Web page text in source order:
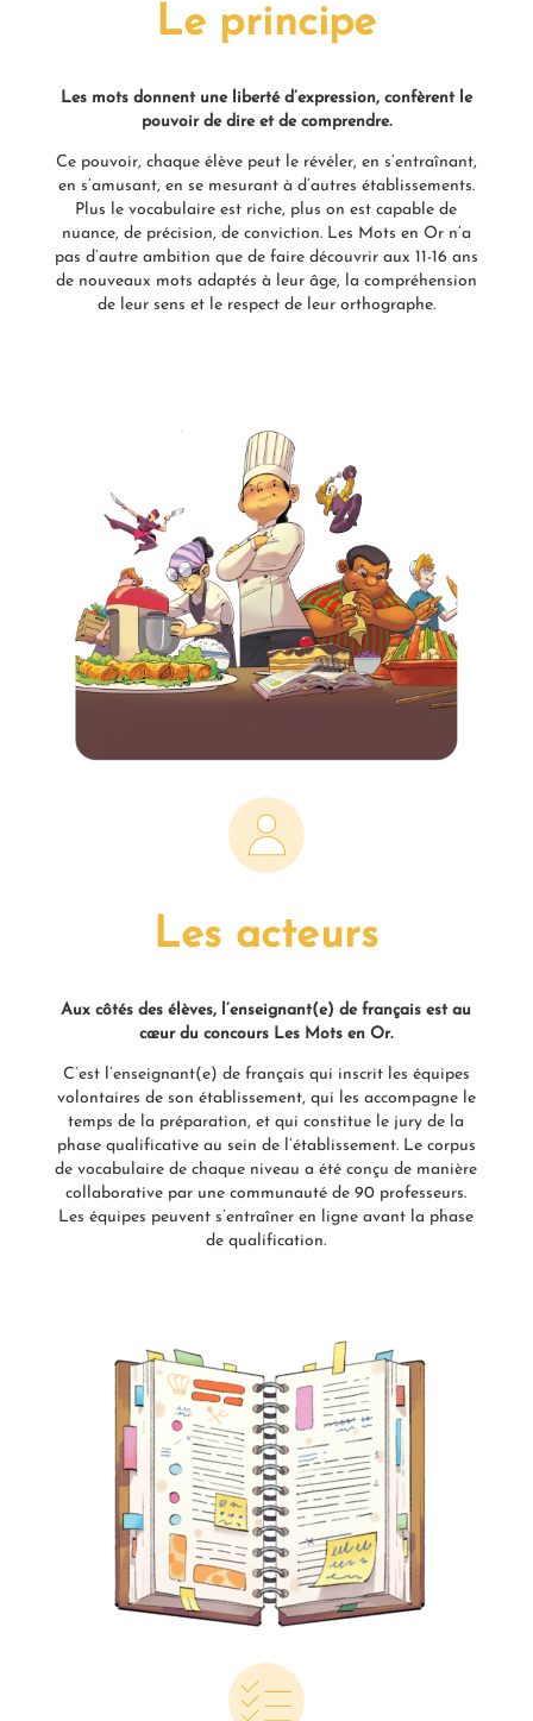
Le principe
Les mots donnent une liberté d’expression, confèrent le
pouvoir de dire et de comprendre.
Ce pouvoir, chaque élève peut le révéler, en s’entraînant,
en s’amusant, en se mesurant à d’autres établissements.
Plus le vocabulaire est riche, plus on est capable de
nuance, de précision, de conviction. Les Mots en Or n’a
pas d’autre ambition que de faire découvrir aux 11-16 ans
de nouveaux mots adaptés à leur âge, la compréhension
de leur sens et le respect de leur orthographe.
Les acteurs
Aux côtés des élèves, l’enseignant(e) de français est au
cœur du concours Les Mots en Or.
C’est l’enseignant(e) de français qui inscrit les équipes
volontaires de son établissement, qui les accompagne le
temps de la préparation, et qui constitue le jury de la
phase qualificative au sein de l’établissement. Le corpus
de vocabulaire de chaque niveau a été conçu de manière
collaborative par une communauté de 90 professeurs.
Les équipes peuvent s’entraîner en ligne avant la phase
de qualification.